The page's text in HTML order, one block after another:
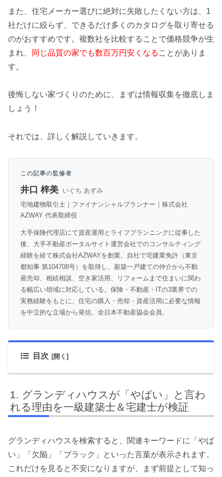
また、住宅メーカー選びに絶対に失敗したくない方は、1
社だけに絞らず、できるだけ多くのカタログを取り寄せる
のがおすすめです。複数社を比較することで価格競争が生
まれ、
同じ品質の家でも数百万円安くなる ことがありま
す。
後悔しない家づくりのために、まずは情報収集を徹底しま
しょう！
それでは、詳しく解説していきます。
この記事の監修者
井口 梓美 いぐち あずみ
宅地建物取引士｜ファイナンシャルプランナー｜株式会社
AZWAY 代表取締役
大手保険代理店にて資産運用とライフプランニングに従事した
後、大手不動産ポータルサイト運営会社でのコンサルティング
経験を経て株式会社AZWAYを創業。自社で宅建業免許（東京
都知事 第104708号）を取得し、新築一戸建ての仲介から不動
産売却、相続相談、空き家活用、リフォームまで住まいに関わ
る幅広い領域に対応している。保険・不動産・ITの3業界での
実務経験をもとに、住宅の購入・売却・資産活用に必要な情報
を中立的な立場から発信。全日本不動産協会会員。
目次
グランディハウスが「やばい」と言わ
れる理由を一級建築士＆宅建士が検証
グランディハウスを検索すると、関連キーワードに「やば
い」「欠陥」「ブラック」といった言葉が表示されます。
これだけを見ると不安になりますが、まず前提として知っ